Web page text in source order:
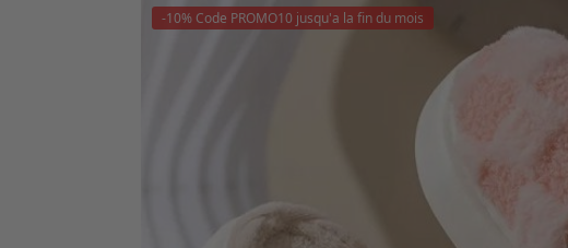
-10% Code PROMO10 jusqu'a la fin du mois